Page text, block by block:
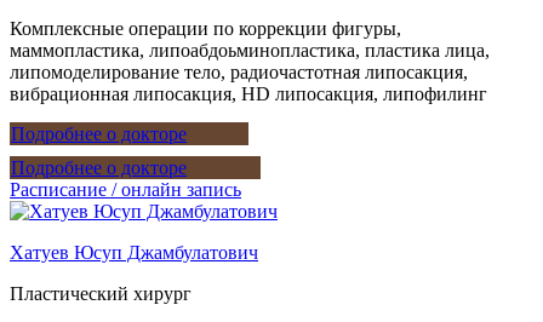
Комплексные операции по коррекции фигуры,
маммопластика, липоабдоьминопластика, пластика лица,
липомоделирование тело, радиочастотная липосакция,
вибрационная липосакция, HD липосакция, липофилинг
Подробнее о докторе
Подробнее о докторе
Расписание / онлайн запись
Хатуев Юсуп Джамбулатович
Пластический хирург